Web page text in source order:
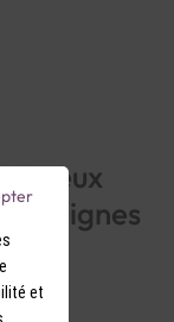
Vignes
et